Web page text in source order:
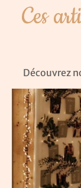
Ces
Découvrez